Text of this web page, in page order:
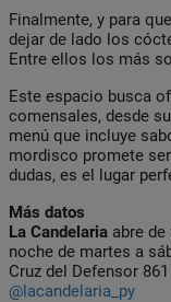
Finalmente, y para
dejar de lado los
Entre ellos los más
Este espacio busca
comensales, desde
menú que incluye
mordisco promete
dudas, es el lugar
Más datos
La Candelaria abre
noche de martes a
Cruz del Defensor
@lacandelaria_py